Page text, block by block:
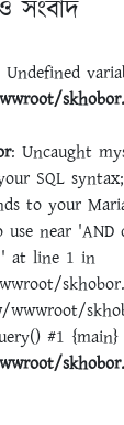
সংবাদ
Undefined
: Uncaught
SQL
to your
near 'AND
at line 1 in
#1